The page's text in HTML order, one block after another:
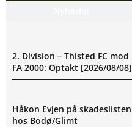
2. Division – Thisted FC mod
FA 2000: Optakt [2026/08/08]
Håkon Evjen på skadeslisten
hos Bodø/Glimt